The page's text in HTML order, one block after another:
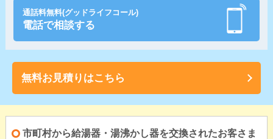
通話料無料(グッドライフコール)
電話で相談する
無料お見積りはこちら
市町村から給湯器・湯沸かし器を交換されたお客さま